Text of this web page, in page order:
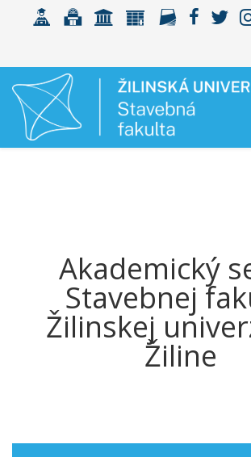
Akademický
Stavebnej
Žilinskej
Žiline